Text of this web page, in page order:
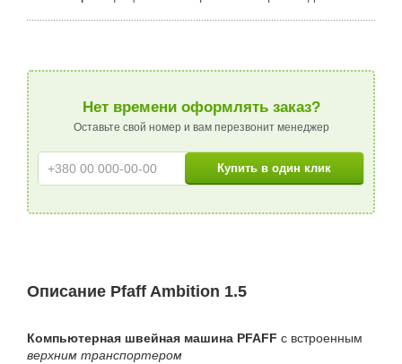
Нет времени оформлять заказ?
Оставьте свой номер и вам перезвонит менеджер
Описание Pfaff Ambition 1.5
Компьютерная швейная машина PFAFF с встроенным
верхним транспортером